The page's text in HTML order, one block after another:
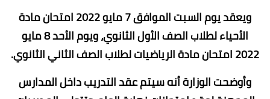
ويعقد يوم السبت الموافق 7 مايو 2022 امتحان مادة
الأحياء لطلاب الصف الأول الثانوي، ويوم الأحد 8 مايو
2022 امتحان مادة الرياضيات لطلاب الصف الثاني الثانوي.
وأوضحت الوزارة أنه سيتم عقد التدريب داخل المدارس